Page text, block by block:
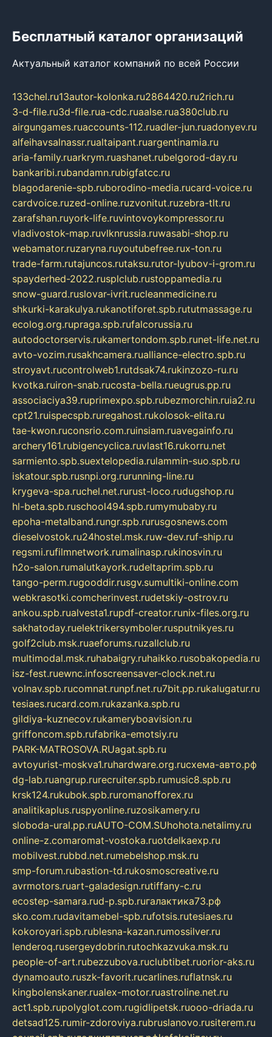
Бесплатный каталог организаций
Актуальный каталог компаний по всей России
133chel.ru13autor-kolonka.ru2864420.ru2rich.ru
3-d-file.ru3d-file.rua-cdc.ruaalse.rua380club.ru
airgungames.ruaccounts-112.ruadler-jun.ruadonyev.ru
alfeihavsalnassr.rualtaipant.ruargentinamia.ru
aria-family.ruarkrym.ruashanet.rubelgorod-day.ru
bankaribi.rubandamn.rubigfatcc.ru
blagodarenie-spb.ruborodino-media.rucard-voice.ru
cardvoice.ruzed-online.ruzvonitut.ruzebra-tlt.ru
zarafshan.ruyork-life.ruvintovoykompressor.ru
vladivostok-map.ruvlknrussia.ruwasabi-shop.ru
webamator.ruzaryna.ruyoutubefree.rux-ton.ru
trade-farm.rutajuncos.rutaksu.rutor-lyubov-i-grom.ru
spayderhed-2022.rusplclub.rustoppamedia.ru
snow-guard.ruslovar-ivrit.rucleanmedicine.ru
shkurki-karakulya.rukanotiforet.spb.rututmassage.ru
ecolog.org.rupraga.spb.rufalcorussia.ru
autodoctorservis.rukamertondom.spb.runet-life.net.ru
avto-vozim.rusakhcamera.rualliance-electro.spb.ru
stroyavt.rucontrolweb1.rutdsak74.rukinzozo-ru.ru
kvotka.ruiron-snab.rucosta-bella.rueugrus.pp.ru
associaciya39.ruprimexpo.spb.rubezmorchin.ruia2.ru
cpt21.ruispecspb.ruregahost.rukolosok-elita.ru
tae-kwon.ruconsrio.com.ruinsiam.ruavegainfo.ru
archery161.rubigencyclica.ruvlast16.rukorru.net
sarmiento.spb.suextelopedia.rulammin-suo.spb.ru
iskatour.spb.rusnpi.org.rurunning-line.ru
krygeva-spa.ruchel.net.rurust-loco.rudugshop.ru
hl-beta.spb.ruschool494.spb.rumymubaby.ru
epoha-metalband.rungr.spb.rurusgosnews.com
dieselvostok.ru24hostel.msk.ruw-dev.ruf-ship.ru
regsmi.rufilmnetwork.rumalinasp.rukinosvin.ru
h2o-salon.rumalutkayork.rudeltaprim.spb.ru
tango-perm.rugooddir.rusgv.sumultiki-online.com
webkrasotki.comcherinvest.rudetskiy-ostrov.ru
ankou.spb.rualvesta1.rupdf-creator.runix-files.org.ru
sakhatoday.ruelektrikersymboler.rusputnikyes.ru
golf2club.msk.ruaeforums.ruzallclub.ru
multimodal.msk.ruhabaigry.ruhaikko.rusobakopedia.ru
isz-fest.ruewnc.infoscreensaver-clock.net.ru
volnav.spb.rucomnat.runpf.net.ru7bit.pp.rukalugatur.ru
tesiaes.rucard.com.rukazanka.spb.ru
gildiya-kuznecov.rukameryboavision.ru
griffoncom.spb.rufabrika-emotsiy.ru
PARK-MATROSOVA.RUagat.spb.ru
avtoyurist-moskva1.ruhardware.org.ruсхема-авто.рф
dg-lab.ruangrup.rurecruiter.spb.rumusic8.spb.ru
krsk124.rukubok.spb.ruromanofforex.ru
analitikaplus.ruspyonline.ruzosikamery.ru
sloboda-ural.pp.ruAUTO-COM.SUhohota.netalimy.ru
online-z.comaromat-vostoka.ruotdelkaexp.ru
mobilvest.rubbd.net.rumebelshop.msk.ru
smp-forum.rubastion-td.rukosmoscreative.ru
avrmotors.ruart-galadesign.rutiffany-c.ru
ecostep-samara.rud-p.spb.ruгалактика73.рф
sko.com.rudavitamebel-spb.rufotsis.rutesiaes.ru
kokoroyari.spb.rublesna-kazan.rumossilver.ru
lenderoq.rusergeydobrin.rutochkazvuka.msk.ru
people-of-art.rubezzubova.ruclubtibet.ruorior-aks.ru
dynamoauto.ruszk-favorit.rucarlines.ruflatnsk.ru
kingbolenskaner.rualex-motor.ruastroline.net.ru
act1.spb.rupolyglot.com.rugidlipetsk.ruooo-driada.ru
detsad125.rumir-zdoroviya.rubruslanovo.rusiterem.ru